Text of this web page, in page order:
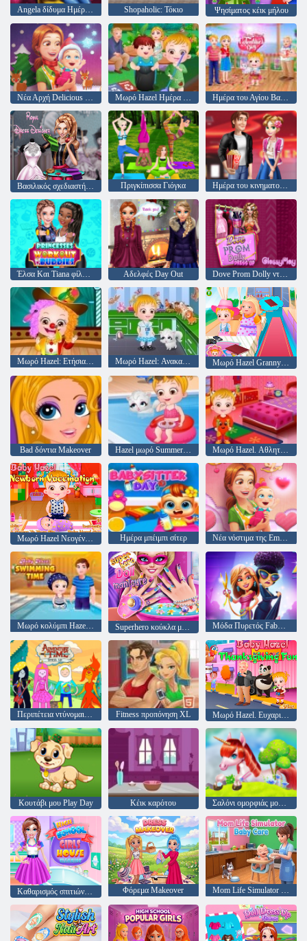
Shopaholic: Τόκιο Ψησίματος κέικ μήλου
Νέα Αρχή Delicious Emily Χριστούγεννα Edition Μωρό Hazel Ημέρα της Γης Ημέρα του Αγίου Βαλεντίνου
Βασιλικός σχεδιαστής φόρεμα Πριγκίπισσα Γιόγκα Ημέρα του κινηματογράφου του Αγίου Βαλεντίνου
Αδελφές Day Out
Μωρό Hazel: Ετήσια μέρα στο σχολείο Μωρό Hazel: Ανακαλύψτε τα ζώα
Bad δόντια Makeover Hazel μωρό Summer Fun Μωρό Hazel. Αθλητισμός ημέρες
Μωρό Hazel Νεογέννητο εμβολιασμός Ημέρα μπέιμπι σίτερ
Μωρό κολύμπι Hazel ώρα Superhero κούκλα μανικιούρ Μόδα Πυρετός Fabulous της Angela
Περιπέτεια ντύνομαι Χρόνος Up Fitness προπόνηση XL Μωρό Hazel. Ευχαριστιών διασκέδαση
Κουτάβι μου Play Day Κέικ καρότου Σαλόνι ομορφιάς μονόκερου
Φόρεμα Makeover Mom Life Simulator Baby Care